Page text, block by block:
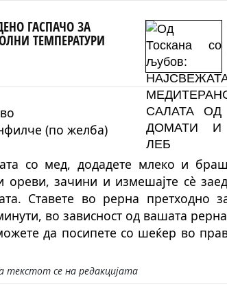
ГАСПАЧО ЗА
ТЕМПЕРАТУРИ
(по желба)
со мед, додадете млеко и
ореви, зачини и измешајте сè
Ставете во рерна претходно
во зависност од вашата
да посипете со шеќер во
текстот се на редакцијата